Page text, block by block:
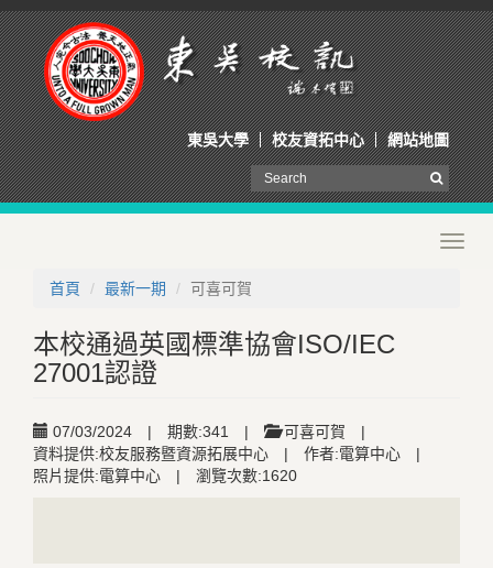
東吳大學 校友資拓中心 網站地圖
首頁
最新一期 可喜可賀
本校通過英國標準協會ISO/IEC
27001認證
07/03/2024 | 期數:341 | 可喜可賀
|
資料提供:校友服務暨資源拓展中心
| 作者:電算中心
|
照片提供:電算中心
| 瀏覽次數:1620